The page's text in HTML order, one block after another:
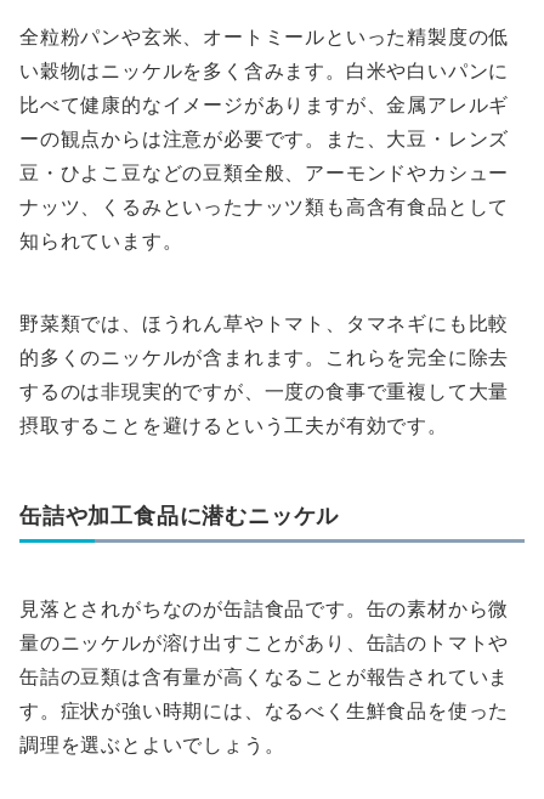
全粒粉パンや玄米、オートミールといった精製度の低
い穀物はニッケルを多く含みます。白米や白いパンに
比べて健康的なイメージがありますが、金属アレルギ
ーの観点からは注意が必要です。また、大豆・レンズ
豆・ひよこ豆などの豆類全般、アーモンドやカシュー
ナッツ、くるみといったナッツ類も高含有食品として
知られています。
野菜類では、ほうれん草やトマト、タマネギにも比較
的多くのニッケルが含まれます。これらを完全に除去
するのは非現実的ですが、一度の食事で重複して大量
摂取することを避けるという工夫が有効です。
缶詰や加工食品に潜むニッケル
見落とされがちなのが缶詰食品です。缶の素材から微
量のニッケルが溶け出すことがあり、缶詰のトマトや
缶詰の豆類は含有量が高くなることが報告されていま
す。症状が強い時期には、なるべく生鮮食品を使った
調理を選ぶとよいでしょう。